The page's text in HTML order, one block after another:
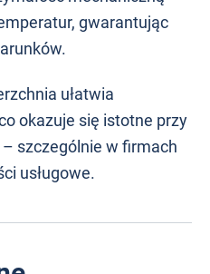
gwarantując
ułatwia
okazuje się istotne przy
szczególnie w firmach
usługowe.